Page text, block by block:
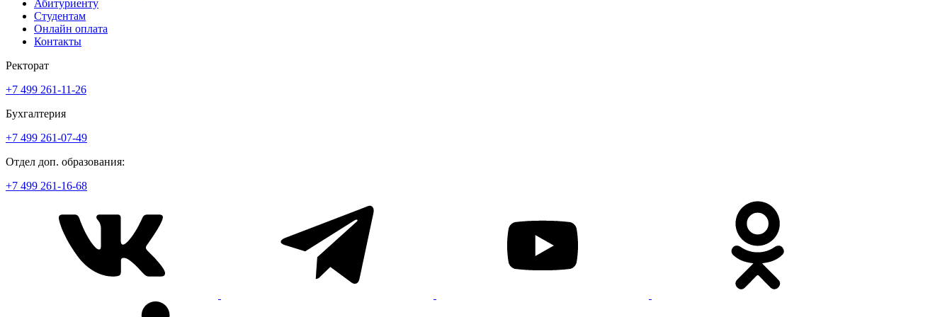
Абитуриенту
Студентам
Онлайн оплата
Контакты
Ректорат
+7 499 261-11-26
Бухгалтерия
+7 499 261-07-49
Отдел доп. образования:
+7 499 261-16-68